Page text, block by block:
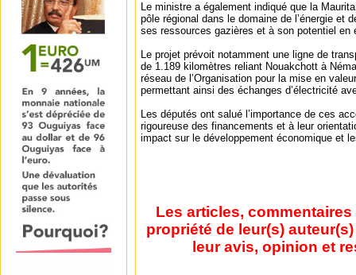
Le ministre a également indiqué que la
pôle régional dans le domaine de l’énergie et
ses ressources gazières et à son potentiel en
Le projet prévoit notamment une ligne de
de 1.189 kilomètres reliant Nouakchott à
réseau de l’Organisation pour la mise en
permettant ainsi des échanges d’électricité
Les députés ont salué l’importance de ces
rigoureuse des financements et à leur
impact sur le développement économique et
Les articles,
propriété de leur(s)
leur avis, opinion et